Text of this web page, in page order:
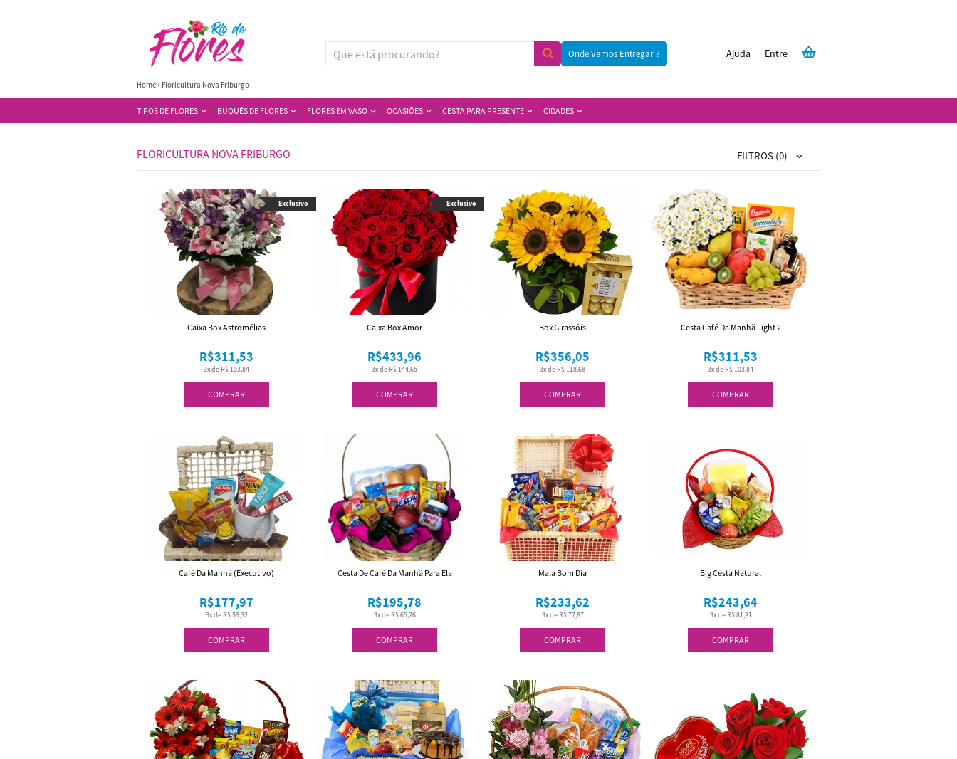
Onde Vamos Entregar ? Entre
Ajuda
TIPOS DE FLORES BUQUÊS DE FLORES FLORES EM VASO OCASIÕES CESTA PARA PRESENTE CIDADES
Home Floricultura Nova Friburgo
FLORICULTURA NOVA FRIBURGO FILTROS (0)
COMPRAR
3x de R$ 103,84
R$311,53
Caixa Box Astromélias
Exclusivo
COMPRAR
3x de R$ 144,65
R$433,96
Caixa Box Amor
Exclusivo
COMPRAR
3x de R$ 118,68
R$356,05
Box Girassóis
COMPRAR
3x de R$ 103,84
R$311,53
Cesta Café Da Manhã Light 2
COMPRAR
3x de R$ 59,32
R$177,97
Café Da Manhã (Executivo)
COMPRAR
3x de R$ 65,26
R$195,78
Cesta De Café Da Manhã Para Ela
COMPRAR
3x de R$ 77,87
R$233,62
Mala Bom Dia
COMPRAR
3x de R$ 81,21
R$243,64
Big Cesta Natural